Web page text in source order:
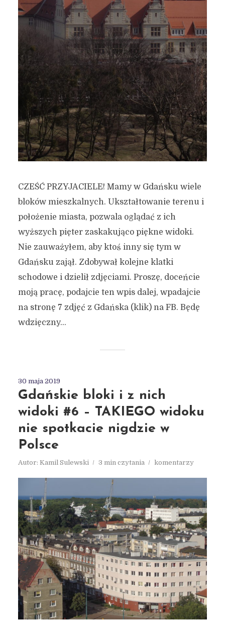
CZEŚĆ PRZYJACIELE! Mamy w Gdańsku wiele
bloków mieszkalnych. Ukształtowanie terenu i
położenie miasta, pozwala oglądać z ich
wyższych pięter zaskakująco piękne widoki.
Nie zauważyłem, aby ktoś inny się tym w
Gdańsku zajął. Zdobywał kolejne klatki
schodowe i dzielił zdjęciami. Proszę, doceńcie
moją pracę, podajcie ten wpis dalej, wpadajcie
na stronę 7 zdjęć z Gdańska (klik) na FB. Będę
wdzięczny...
30 maja 2019
Gdańskie bloki i z nich
widoki #6 – TAKIEGO widoku
nie spotkacie nigdzie w
Polsce
Autor: Kamil Sulewski 3 min czytania komentarzy